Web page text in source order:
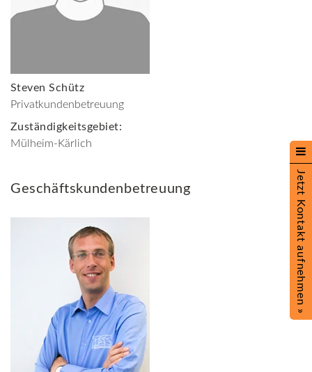
Jetzt Kontakt aufnehmen »
Steven Schütz
Privatkundenbetreuung
Zuständigkeitsgebiet:
Mülheim-Kärlich
Geschäftskundenbetreuung